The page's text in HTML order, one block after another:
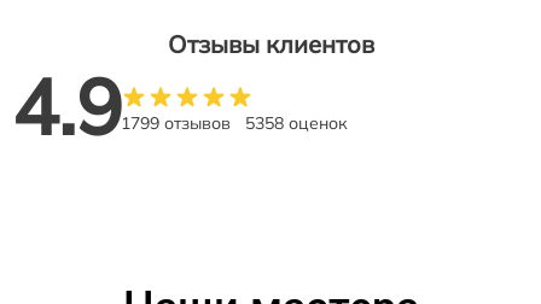
Отзывы клиентов
4.91799 отзывов 5358 оценок